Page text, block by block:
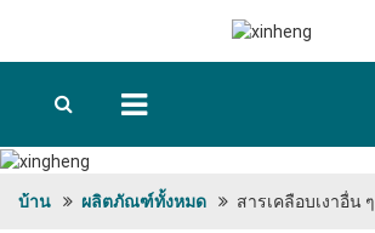
บ้าน ผลิตภัณฑ์ทั้งหมด สารเคลือบเงาอื่น ๆ